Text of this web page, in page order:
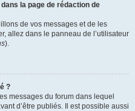
la page de rédaction de
de vos messages et de les
allez dans le panneau de l’utilisateur
).
?
messages du forum dans lequel
d’être publiés. Il est possible aussi